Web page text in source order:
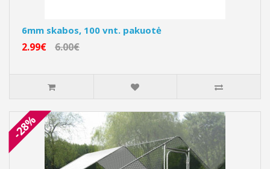
6mm skabos, 100 vnt. pakuotė
2.99€ 6.00€
-28%